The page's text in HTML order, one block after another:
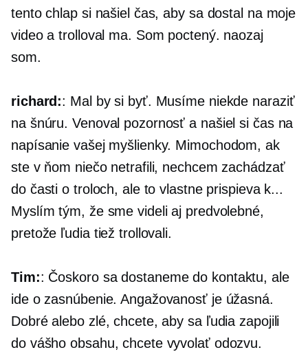
tento chlap si našiel čas, aby sa dostal na moje
video a trolloval ma. Som poctený. naozaj
som.
richard:: Mal by si byť. Musíme niekde naraziť
na šnúru. Venoval pozornosť a našiel si čas na
napísanie vašej myšlienky. Mimochodom, ak
ste v ňom niečo netrafili, nechcem zachádzať
do časti o troloch, ale to vlastne prispieva k...
Myslím tým, že sme videli aj predvolebné,
pretože ľudia tiež trollovali.
Tim:: Čoskoro sa dostaneme do kontaktu, ale
ide o zasnúbenie. Angažovanosť je úžasná.
Dobré alebo zlé, chcete, aby sa ľudia zapojili
do vášho obsahu, chcete vyvolať odozvu.